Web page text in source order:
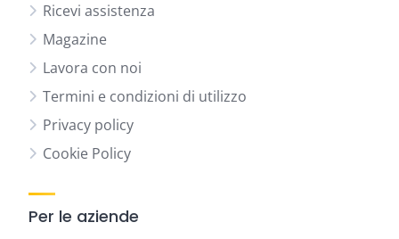
Ricevi assistenza
Magazine
Lavora con noi
Termini e condizioni di utilizzo
Privacy policy
Cookie Policy
Per le aziende